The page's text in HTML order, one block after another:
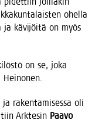
ohel­la
ja kävi­jöi­tä on myös
on se, joka
raken­ta­mi­ses­sa oli
Ark­te­sin Paa­vo